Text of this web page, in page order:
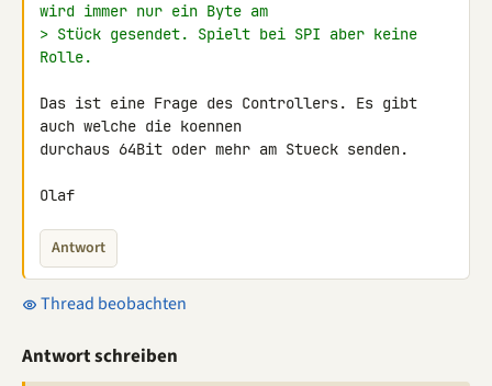
wird immer nur ein Byte am
> Stück gesendet. Spielt bei SPI aber keine
Rolle.
Das ist eine Frage des Controllers. Es gibt
auch welche die koennen
durchaus 64Bit oder mehr am Stueck senden.
Olaf
Antwort
Thread beobachten
Antwort schreiben